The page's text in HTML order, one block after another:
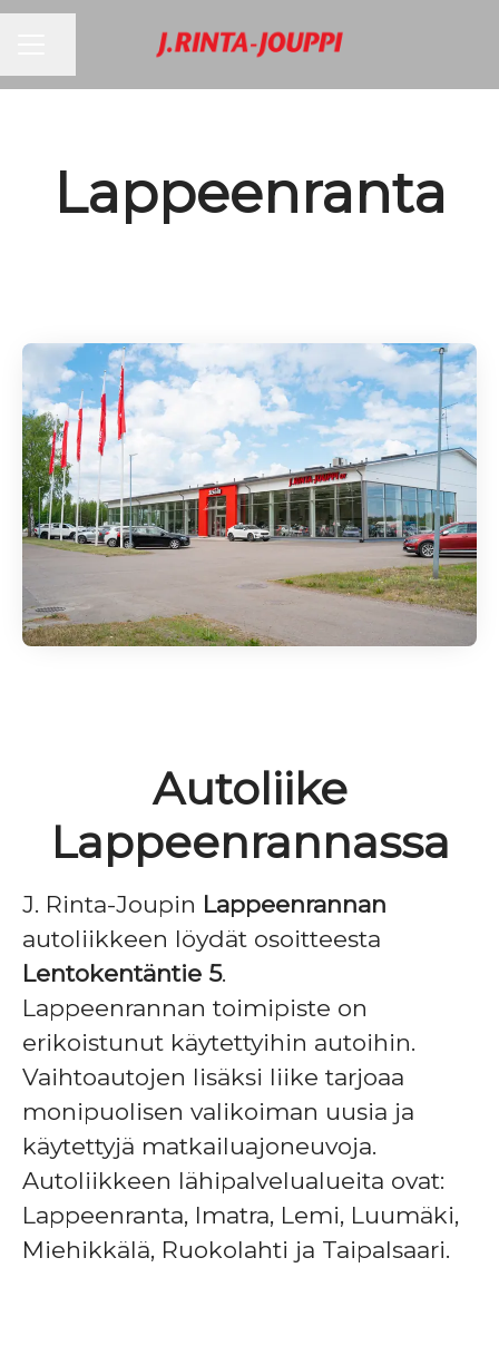
Lappeenranta
Autoliike
Lappeenrannassa
J. Rinta-Joupin Lappeenrannan
autoliikkeen löydät osoitteesta
Lentokentäntie 5.
Lappeenrannan toimipiste on
erikoistunut käytettyihin autoihin.
Vaihtoautojen lisäksi liike tarjoaa
monipuolisen valikoiman uusia ja
käytettyjä matkailuajoneuvoja.
Autoliikkeen lähipalvelualueita ovat:
Lappeenranta, Imatra, Lemi, Luumäki,
Miehikkälä, Ruokolahti ja Taipalsaari.